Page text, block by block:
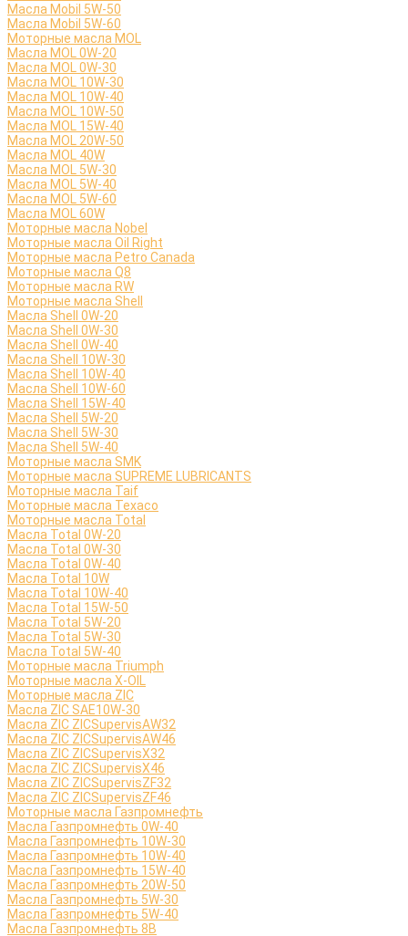
Масла Mobil 5W-50
Масла Mobil 5W-60
Моторные масла MOL
Масла MOL 0W-20
Масла MOL 0W-30
Масла MOL 10W-30
Масла MOL 10W-40
Масла MOL 10W-50
Масла MOL 15W-40
Масла MOL 20W-50
Масла MOL 40W
Масла MOL 5W-30
Масла MOL 5W-40
Масла MOL 5W-60
Масла MOL 60W
Моторные масла Nobel
Моторные масла Oil Right
Моторные масла Petro Canada
Моторные масла Q8
Моторные масла RW
Моторные масла Shell
Масла Shell 0W-20
Масла Shell 0W-30
Масла Shell 0W-40
Масла Shell 10W-30
Масла Shell 10W-40
Масла Shell 10W-60
Масла Shell 15W-40
Масла Shell 5W-20
Масла Shell 5W-30
Масла Shell 5W-40
Моторные масла SMK
Моторные масла SUPREME LUBRICANTS
Моторные масла Taif
Моторные масла Texaco
Моторные масла Total
Масла Total 0W-20
Масла Total 0W-30
Масла Total 0W-40
Масла Total 10W
Масла Total 10W-40
Масла Total 15W-50
Масла Total 5W-20
Масла Total 5W-30
Масла Total 5W-40
Моторные масла Triumph
Моторные масла X-OIL
Моторные масла ZIC
Масла ZIC SAE10W-30
Масла ZIC ZICSupervisAW32
Масла ZIC ZICSupervisAW46
Масла ZIC ZICSupervisX32
Масла ZIC ZICSupervisX46
Масла ZIC ZICSupervisZF32
Масла ZIC ZICSupervisZF46
Моторные масла Газпромнефть
Масла Газпромнефть 0W-40
Масла Газпромнефть 10W-30
Масла Газпромнефть 10W-40
Масла Газпромнефть 15W-40
Масла Газпромнефть 20W-50
Масла Газпромнефть 5W-30
Масла Газпромнефть 5W-40
Масла Газпромнефть 8B